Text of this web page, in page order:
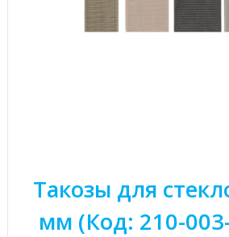
Такозы для
мм (Код: 210-